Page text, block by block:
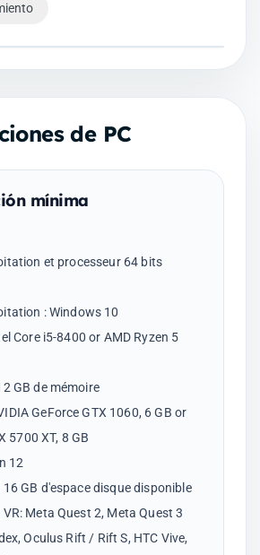
de PC
mínima
et processeur 64 bits
: Windows 10
Core i5-8400 or AMD Ryzen 5
GB de mémoire
GeForce GTX 1060, 6 GB or
5700 XT, 8 GB
12
16 GB d'espace disque disponible
Meta Quest 2, Meta Quest 3
Oculus Rift / Rift S, HTC Vive,